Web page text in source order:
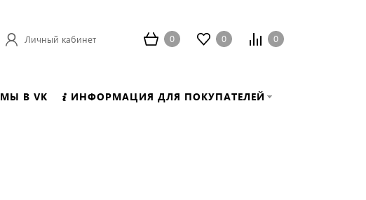
Личный кабинет 0 0 0
МЫ В VK ИНФОРМАЦИЯ ДЛЯ ПОКУПАТЕЛЕЙ